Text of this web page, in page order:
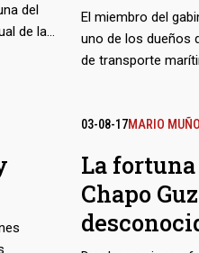
del
de las
sin
de
El miembro del
uno de los dueños
de transporte
deshacerse de sus
compleja
sólo comerció con
un asociado del
ambos países
03-08-17MARIO
La
Chapo